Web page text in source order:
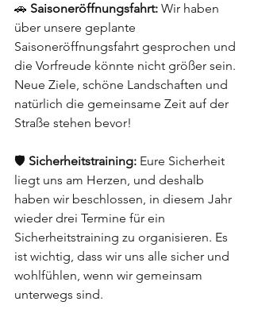
🚗 Saisoneröffnungsfahrt: Wir haben
über unsere geplante
Saisoneröffnungsfahrt gesprochen und
die Vorfreude könnte nicht größer sein.
Neue Ziele, schöne Landschaften und
natürlich die gemeinsame Zeit auf der
Straße stehen bevor!
🛡️ Sicherheitstraining: Eure Sicherheit
liegt uns am Herzen, und deshalb
haben wir beschlossen, in diesem Jahr
wieder drei Termine für ein
Sicherheitstraining zu organisieren. Es
ist wichtig, dass wir uns alle sicher und
wohlfühlen, wenn wir gemeinsam
unterwegs sind.